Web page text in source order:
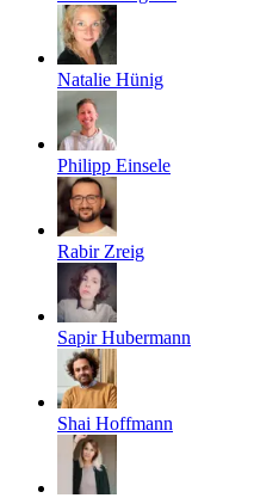
Natalie Hünig
Philipp Einsele
Rabir Zreig
Sapir Hubermann
Shai Hoffmann